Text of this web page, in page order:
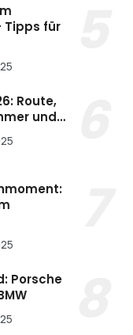
Tipps für
Route,
und…
Porsche